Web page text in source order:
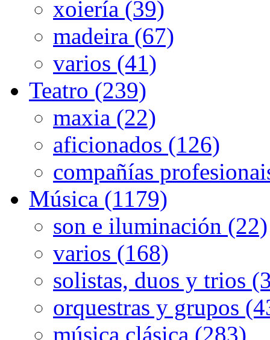
xoiería (39)
madeira (67)
varios (41)
Teatro (239)
maxia (22)
aficionados (126)
compañías
Música (1179)
son e iluminación (22)
varios (168)
solistas, duos y trios
orquestras y grupos
música clásica (283)